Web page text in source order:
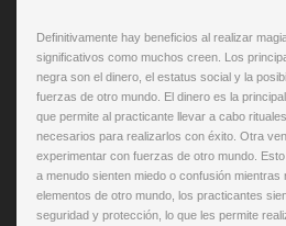
Definitivamente hay beneficios al realizar
significativos como muchos creen. Los
negra son el dinero, el estatus social y la
fuerzas de otro mundo. El dinero es la
que permite al practicante llevar a cabo
necesarios para realizarlos con éxito. Otra
experimentar con fuerzas de otro mundo.
a menudo sienten miedo o confusión mientras
elementos de otro mundo, los practicantes
seguridad y protección, lo que les permite